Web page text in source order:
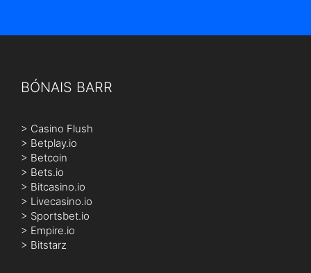
BÓNAIS BARR
> Casino Flush
> Betplay.io
> Betcoin
> Bets.io
> Bitcasino.io
> Livecasino.io
> Sportsbet.io
> Empire.io
> Bitstarz